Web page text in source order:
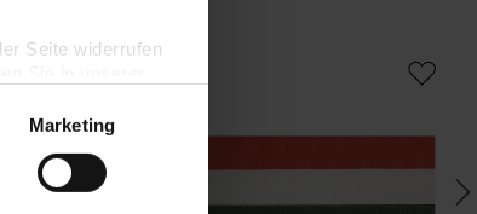
Seite widerrufen
Marketing
Streifen 16mm 3mPaper Poetry Webband Streifen 38mm